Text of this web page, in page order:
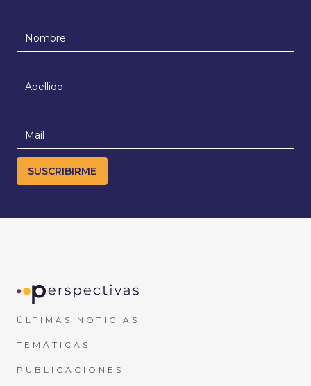
ÚLTIMAS NOTICIAS
TEMÁTICAS
PUBLICACIONES